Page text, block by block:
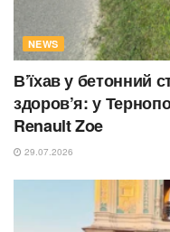
NEWS
В’їхав у бетонний
здоров’я: у
Renault Zoe
29.07.2026